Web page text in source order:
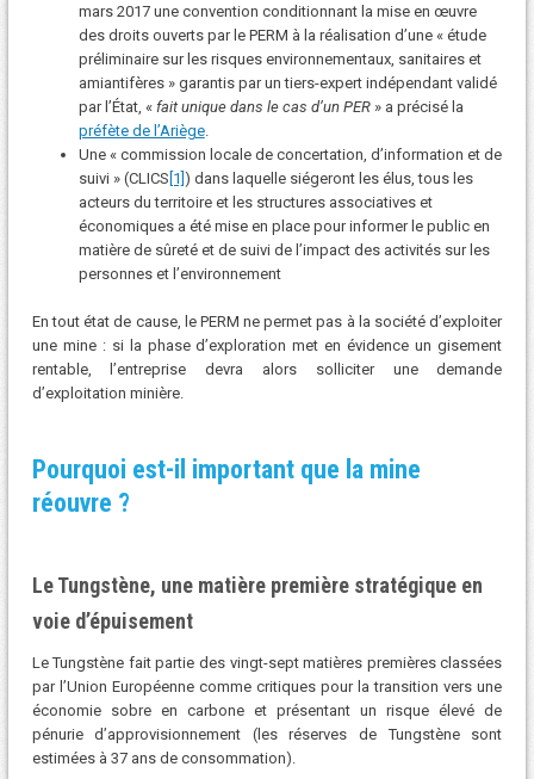
mars 2017 une convention conditionnant la mise en œuvre
des droits ouverts par le PERM à la réalisation d’une « étude
préliminaire sur les risques environnementaux, sanitaires et
amiantifères » garantis par un tiers-expert indépendant validé
par l’État, « fait unique dans le cas d’un PER » a précisé la
préfète de l’Ariège.
Une « commission locale de concertation, d’information et de
suivi » (CLICS [1]) dans laquelle siégeront les élus, tous les
acteurs du territoire et les structures associatives et
économiques a été mise en place pour informer le public en
matière de sûreté et de suivi de l’impact des activités sur les
personnes et l’environnement
En tout état de cause, le PERM ne permet pas à la société d’exploiter
une mine : si la phase d’exploration met en évidence un gisement
rentable, l’entreprise devra alors solliciter une demande
d’exploitation minière.
Pourquoi est-il important que la mine
réouvre ?
Le Tungstène, une matière première stratégique en
voie d’épuisement
Le Tungstène fait partie des vingt-sept matières premières classées
par l’Union Européenne comme critiques pour la transition vers une
économie sobre en carbone et présentant un risque élevé de
pénurie d’approvisionnement (les réserves de Tungstène sont
estimées à 37 ans de consommation).